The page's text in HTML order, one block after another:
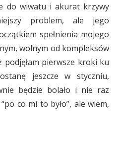
do wiwatu i akurat krzywy
problem, ale jego
spełnienia mojego
wolnym od kompleksów
podjęłam pierwsze kroki ku
jeszcze w styczniu,
będzie bolało i nie raz
co mi to było”, ale wiem,